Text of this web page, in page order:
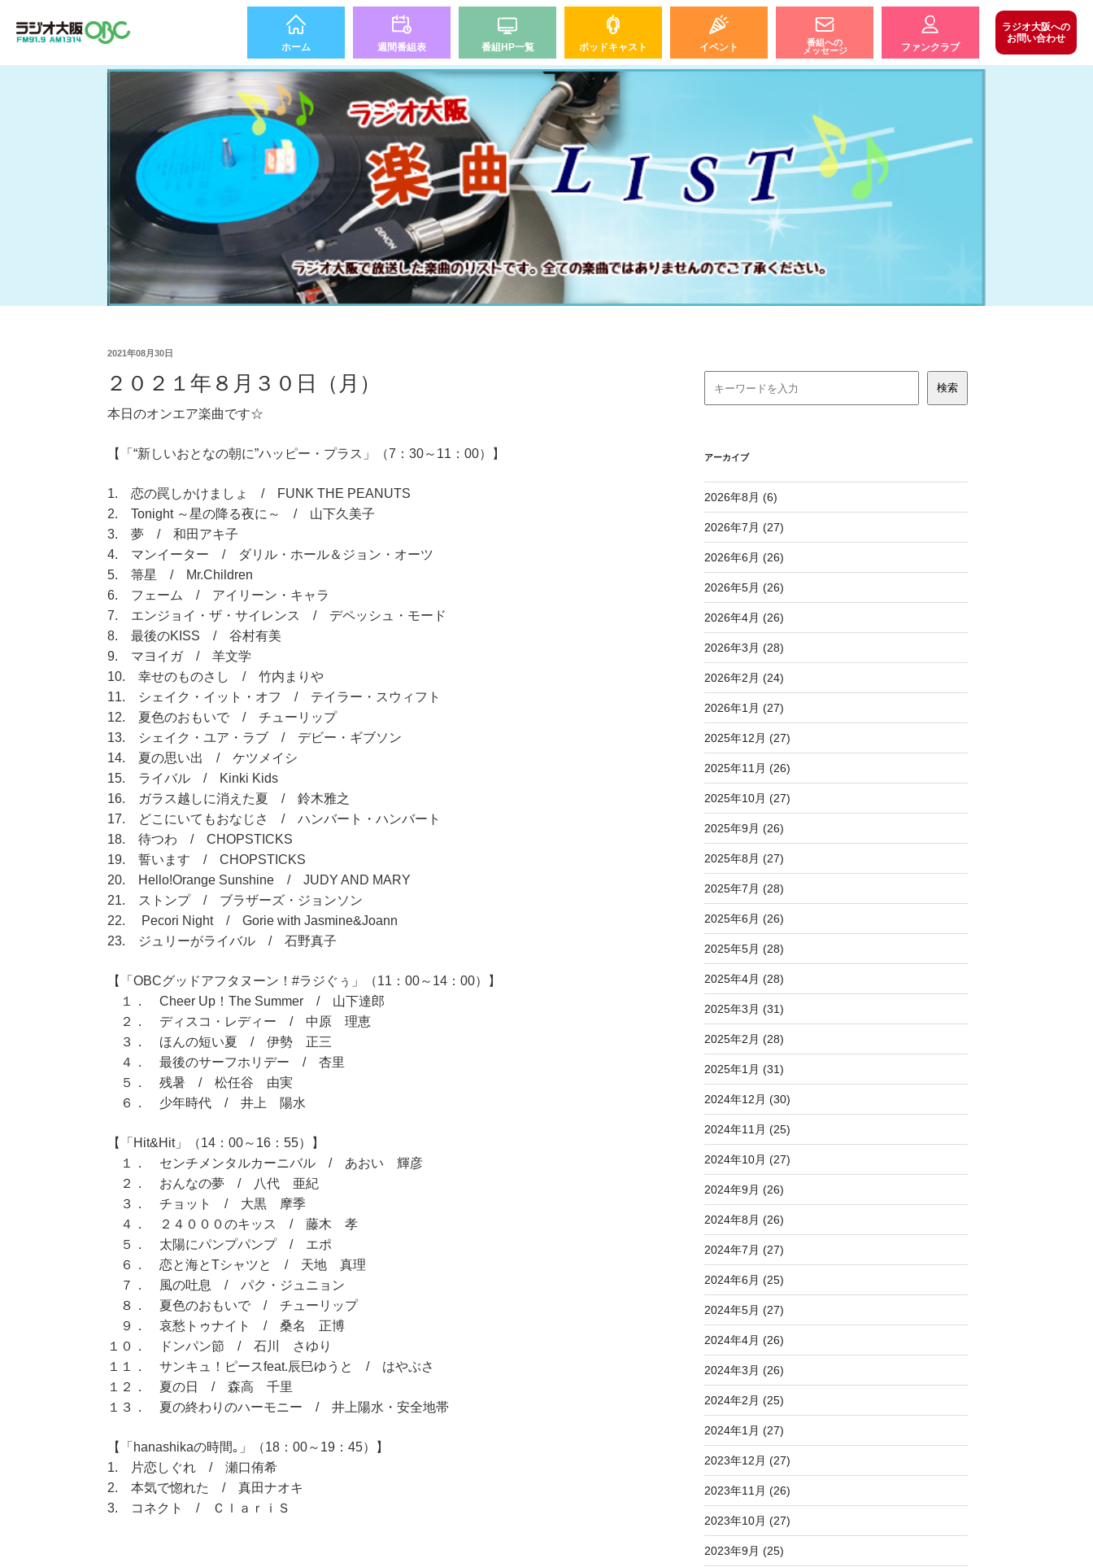
ホーム 週間番組表 番組HP一覧 ポッドキャスト イベント
番組への
メッセージ
ファンクラブ
ラジオ大阪への
お問い合わせ
2021年08月30日
２０２１年８月３０日（月）
本日のオンエア楽曲です☆
【「“新しいおとなの朝に”ハッピー・プラス」（7：30～11：00）】
1. 恋の罠しかけましょ / FUNK THE PEANUTS
2. Tonight ～星の降る夜に～ / 山下久美子
3. 夢 / 和田アキ子
4. マンイーター / ダリル・ホール＆ジョン・オーツ
5. 箒星 / Mr.Children
6. フェーム / アイリーン・キャラ
7. エンジョイ・ザ・サイレンス / デペッシュ・モード
8. 最後のKISS / 谷村有美
9. マヨイガ / 羊文学
10. 幸せのものさし / 竹内まりや
11. シェイク・イット・オフ / テイラー・スウィフト
12. 夏色のおもいで / チューリップ
13. シェイク・ユア・ラブ / デビー・ギブソン
14. 夏の思い出 / ケツメイシ
15. ライバル / Kinki Kids
16. ガラス越しに消えた夏 / 鈴木雅之
17. どこにいてもおなじさ / ハンバート・ハンバート
18. 待つわ / CHOPSTICKS
19. 誓います / CHOPSTICKS
20. Hello!Orange Sunshine / JUDY AND MARY
21. ストンプ / ブラザーズ・ジョンソン
22. Pecori Night / Gorie with Jasmine&Joann
23. ジュリーがライバル / 石野真子
【「OBCグッドアフタヌーン！#ラジぐぅ」（11：00～14：00）】
１． Cheer Up！The Summer / 山下達郎
２． ディスコ・レディー / 中原 理恵
３． ほんの短い夏 / 伊勢 正三
４． 最後のサーフホリデー / 杏里
５． 残暑 / 松任谷 由実
６． 少年時代 / 井上 陽水
【「Hit&Hit」（14：00～16：55）】
１． センチメンタルカーニバル / あおい 輝彦
２． おんなの夢 / 八代 亜紀
３． チョット / 大黒 摩季
４． ２４０００のキッス / 藤木 孝
５． 太陽にパンプパンプ / エポ
６． 恋と海とTシャツと / 天地 真理
７． 風の吐息 / パク・ジュニョン
８． 夏色のおもいで / チューリップ
９． 哀愁トゥナイト / 桑名 正博
１０． ドンパン節 / 石川 さゆり
１１． サンキュ！ピースfeat.辰巳ゆうと / はやぶさ
１２． 夏の日 / 森高 千里
１３． 夏の終わりのハーモニー / 井上陽水・安全地帯
【「hanashikaの時間｡」（18：00～19：45）】
1. 片恋しぐれ / 瀬口侑希
2. 本気で惚れた / 真田ナオキ
3. コネクト / ＣｌａｒｉＳ
アーカイブ
2026年8月 (6)
2026年7月 (27)
2026年6月 (26)
2026年5月 (26)
2026年4月 (26)
2026年3月 (28)
2026年2月 (24)
2026年1月 (27)
2025年12月 (27)
2025年11月 (26)
2025年10月 (27)
2025年9月 (26)
2025年8月 (27)
2025年7月 (28)
2025年6月 (26)
2025年5月 (28)
2025年4月 (28)
2025年3月 (31)
2025年2月 (28)
2025年1月 (31)
2024年12月 (30)
2024年11月 (25)
2024年10月 (27)
2024年9月 (26)
2024年8月 (26)
2024年7月 (27)
2024年6月 (25)
2024年5月 (27)
2024年4月 (26)
2024年3月 (26)
2024年2月 (25)
2024年1月 (27)
2023年12月 (27)
2023年11月 (26)
2023年10月 (27)
2023年9月 (25)